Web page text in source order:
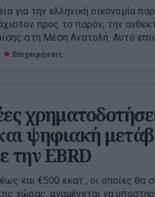
για την ελληνική οικονομία
προς το παρόν, την
στη Μέση Ανατολή. Αυτό
Επιχειρήσεις
ψηφιακή
την EBRD
και €500 εκατ., οι οποίες θα
χώρας, αναμένεται να